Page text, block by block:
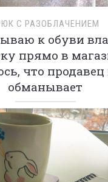
С РАЗОБЛАЧЕНИЕМ
к обуви
прямо в
что продавец
обманывает